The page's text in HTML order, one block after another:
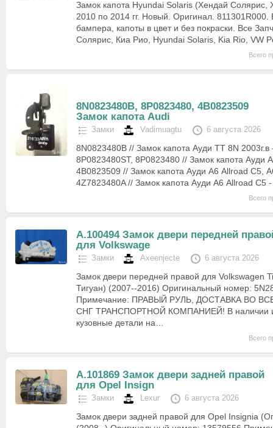
Замок капота Hyundai Solaris (Хендай Солярис,
2010 по 2014 гг. Новый. Оригинал. 811301R000.
бампера, капоты в цвет и без покраски. Все
Солярис, Киа Рио, Hyundai Solaris, Kia Rio, VW
Всего
8N0823480B, 8P0823480, 4B0823509
Замок капота Audi
Замки Vadimuagtu 6 августа 2026
8N0823480B // Замок капота Ауди ТТ 8N 2003г.в
8P0823480ST, 8P0823480 // Замок капота Ауди
4B0823509 // Замок капота Ауди А6 Allroad C5,
4Z7823480A // Замок капота Ауди А6 Allroad C5
Всего
А.100494 Замок двери передней
для Volkswage
Замки Axeenjecte 6 августа 2026
Замок двери передней правой для Volkswagen
Тигуан) (2007--2016) Оригинальный номер:
Примечание: ПРАВЫЙ РУЛЬ, ДОСТАВКА ВО
СНГ ТРАНСПОРТНОЙ КОМПАНИЕЙ! В наличии
кузовные детали на…
Всего
А.101869 Замок двери задней правой
для Opel Insign
Замки Lexur 6 августа 2026
Замок двери задней правой для Opel Insignia